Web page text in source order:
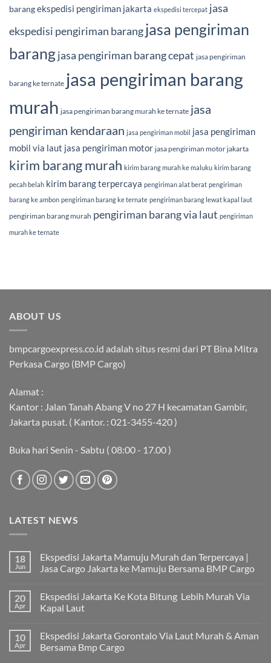
barangekspedisi pengiriman jakarta ekspedisi tercepat jasa
ekspedisi pengiriman barangjasa pengiriman
barangjasa pengiriman barang cepat jasa pengiriman
barang ke ternate jasa pengiriman barang
murah jasa pengiriman barang murah ke ternate jasa
pengiriman kendaraan jasa pengiriman mobil jasa pengiriman
mobil via laut jasa pengiriman motor jasa pengiriman motor jakarta
kirim barang murah kirim barang murah ke maluku kirim barang
pecah belah kirim barang terpercaya pengiriman alat berat pengiriman
barang ke ambon pengiriman barang ke ternate pengiriman barang lewat kapal laut
pengiriman barang murah pengiriman barang via laut pengiriman
murah ke ternate
ABOUT US
bmpcargoexpress.co.id adalah situs resmi dari PT Bina Mitra
Perkasa Cargo (BMP Cargo)
Alamat :
Kantor : Jalan Tanah Abang V no 27 H kecamatan Gambir,
Jakarta pusat. ( Kantor. : 021-3455-420 )
Buka hari Senin - Sabtu ( 08:00 - 17.00 )
LATEST NEWS
18
Jun
Ekspedisi Jakarta Mamuju Murah dan Terpercaya |
Jasa Cargo Jakarta ke Mamuju Bersama BMP Cargo
komentar
pada
Ekspedisi
Murah
dan
Terpercaya
20
Apr
Ekspedisi Jakarta Ke Kota Bitung Lebih Murah Via
Kapal Laut
komentar
pada
Ekspedisi
10
Apr
Ekspedisi Jakarta Gorontalo Via Laut Murah & Aman
Bersama Bmp Cargo